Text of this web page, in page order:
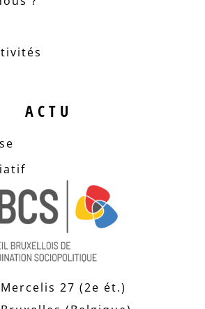
ACTU
27 (2e ét.)